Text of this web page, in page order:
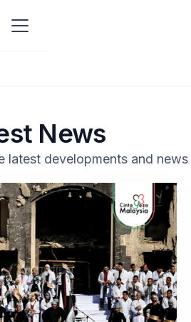
News
latest developments and news